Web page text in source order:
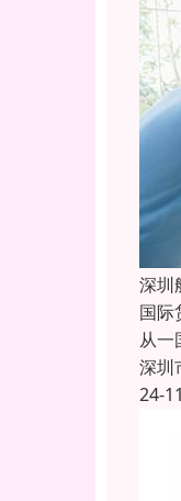
深圳
国际
从
深圳
24-